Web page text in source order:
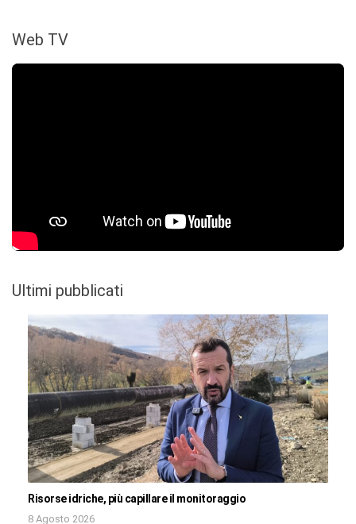
Web TV
Ultimi pubblicati
Risorse idriche, più capillare il monitoraggio
8 Agosto 2026